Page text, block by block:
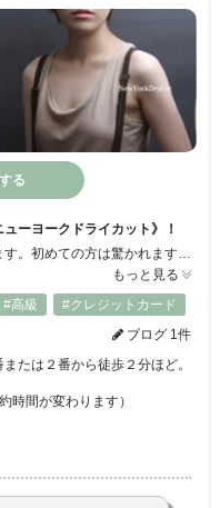
る
ーヨークドライカット》！
カットで２時間ほどのお時間をいただきます。初めての方は驚かれますが、髪を一切削がずに、ほぼ１本１本切っていくような独特のカット技術で、髪のクセや髪質のお悩みを解消し、自由にヘアースタイルを楽しめます。カットで髪そのものの“きれい”さが引き出され、ご自宅での毎朝のお手入れもラクに！ 伸びてもスタイルがくずれにくく長持ちするのも特長です。ぜひ一度《ニューヨークドライカット》を体感してください。
もっと見る
#高級
#クレジットカード
ブログ 1件
たは２番から徒歩２分ほど。
時間が変わります）